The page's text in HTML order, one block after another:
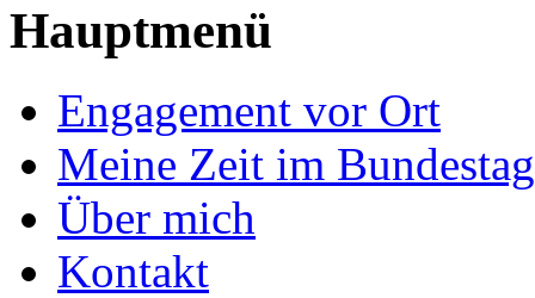
Hauptmenü
Engagement vor Ort
Meine Zeit im Bundestag
Über mich
Kontakt